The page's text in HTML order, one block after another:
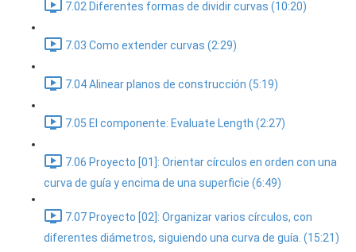
7.02 Diferentes formas de dividir curvas (10:20)
7.03 Como extender curvas (2:29)
7.04 Alinear planos de construcción (5:19)
7.05 El componente: Evaluate Length (2:27)
7.06 Proyecto [01]: Orientar círculos en orden con una
curva de guía y encima de una superficie (6:49)
7.07 Proyecto [02]: Organizar varios círculos, con
diferentes diámetros, siguiendo una curva de guía. (15:21)